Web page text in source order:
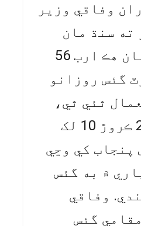
وفاقي وزير
ته سنڌ مان
نڪرندڙ گئس مان هڪ ارب 56
گئس روزانو
ٿئي ٿي،
سنڌ جي رڳو 26 ڪروڙ 10 لک
پنجاب کي وڃي
۾ به گئس
وفاقي
گئس